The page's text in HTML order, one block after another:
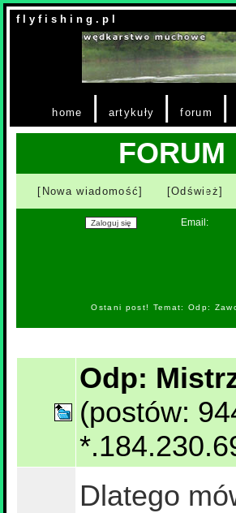
f l y f i s h i n g . p l
home | artykuły |forum |
[Nowa wiadomość] [Odśwież]
Email:
Ostani post! Temat: Odp:
Odp:
(postów:
Dlatego